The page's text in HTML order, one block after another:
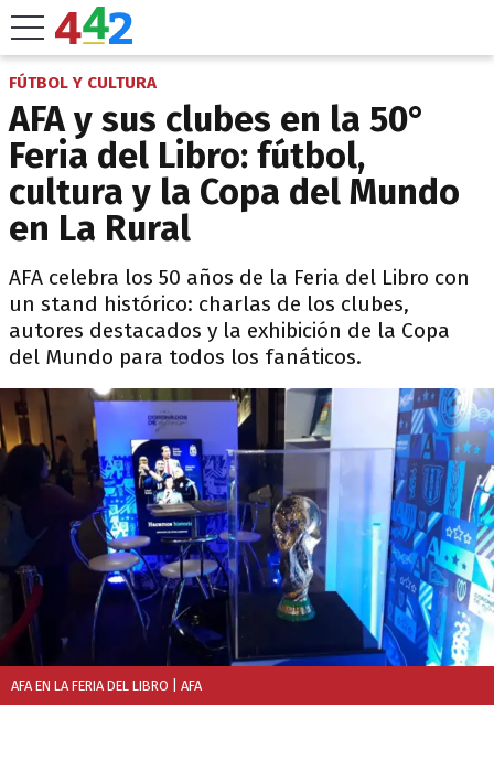
FÚTBOL Y CULTURA
AFA y sus clubes en la 50°
Feria del Libro: fútbol,
cultura y la Copa del Mundo
en La Rural
AFA celebra los 50 años de la Feria del Libro con
un stand histórico: charlas de los clubes,
autores destacados y la exhibición de la Copa
del Mundo para todos los fanáticos.
AFA EN LA FERIA DEL LIBRO | AFA